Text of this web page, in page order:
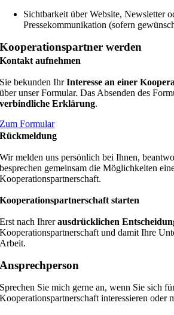
Sichtbarkeit über Website, Newsletter
Pressekommunikation (sofern
Kooperationspartner werden
Kontakt aufnehmen
Sie bekunden IhrInteresse an einer
über unser Formular. Das Absenden des
verbindliche Erklärung.
Zum Formular
Rückmeldung
Wir melden uns persönlich bei Ihnen,
besprechen gemeinsam die Möglichkeiten
Kooperationspartnerschaft.
Kooperationspartnerschaft starten
Erst nach Ihrerausdrücklichen
Kooperationspartnerschaft und damit Ihre
Arbeit.
Ansprechperson
Sprechen Sie mich gerne an, wenn Sie sich
Kooperationspartnerschaft interessieren oder